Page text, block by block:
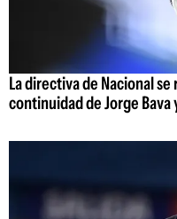
La directiva de Nacional
continuidad de Jorge